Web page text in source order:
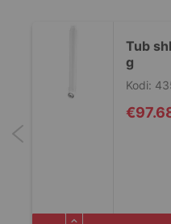
Tub
g
Kodi: